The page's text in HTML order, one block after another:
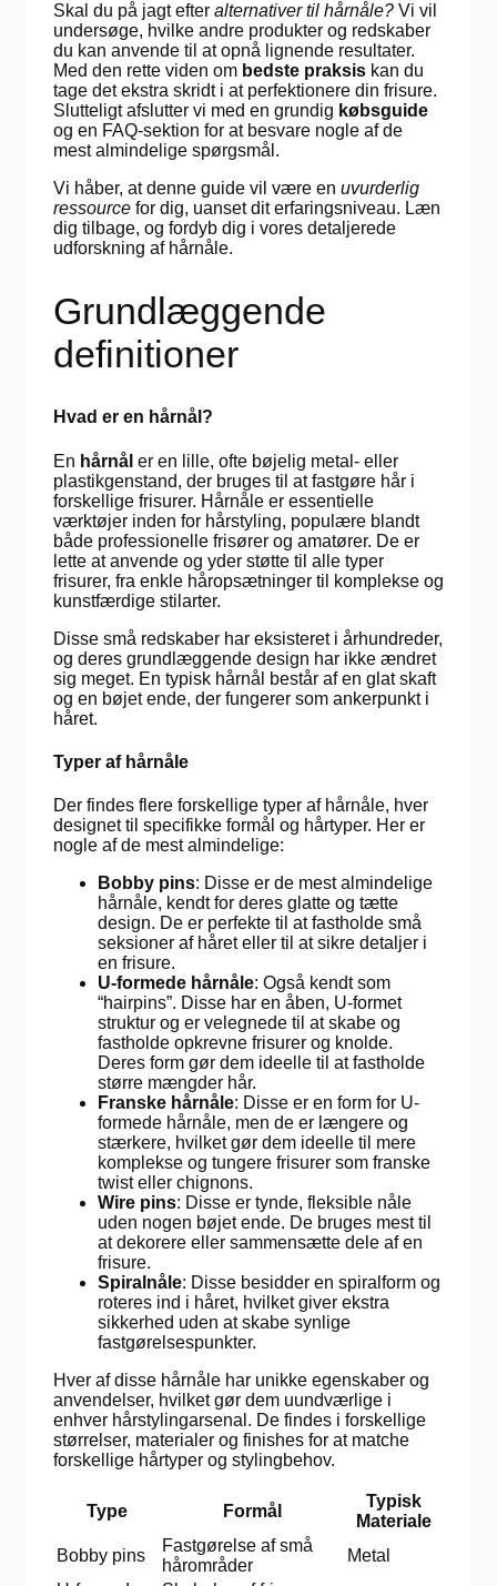
Skal du på jagt efter alternativer til hårnåle? Vi vil
undersøge, hvilke andre produkter og redskaber
du kan anvende til at opnå lignende resultater.
Med den rette viden om bedste praksis kan du
tage det ekstra skridt i at perfektionere din frisure.
Slutteligt afslutter vi med en grundig købsguide
og en FAQ-sektion for at besvare nogle af de
mest almindelige spørgsmål.
Vi håber, at denne guide vil være en uvurderlig
ressource for dig, uanset dit erfaringsniveau. Læn
dig tilbage, og fordyb dig i vores detaljerede
udforskning af hårnåle.
Grundlæggende
definitioner
Hvad er en hårnål?
En hårnål er en lille, ofte bøjelig metal- eller
plastikgenstand, der bruges til at fastgøre hår i
forskellige frisurer. Hårnåle er essentielle
værktøjer inden for hårstyling, populære blandt
både professionelle frisører og amatører. De er
lette at anvende og yder støtte til alle typer
frisurer, fra enkle håropsætninger til komplekse og
kunstfærdige stilarter.
Disse små redskaber har eksisteret i århundreder,
og deres grundlæggende design har ikke ændret
sig meget. En typisk hårnål består af en glat skaft
og en bøjet ende, der fungerer som ankerpunkt i
håret.
Typer af hårnåle
Der findes flere forskellige typer af hårnåle, hver
designet til specifikke formål og hårtyper. Her er
nogle af de mest almindelige:
Bobby pins: Disse er de mest almindelige
hårnåle, kendt for deres glatte og tætte
design. De er perfekte til at fastholde små
seksioner af håret eller til at sikre detaljer i
en frisure.
U-formede hårnåle: Også kendt som
“hairpins”. Disse har en åben, U-formet
struktur og er velegnede til at skabe og
fastholde opkrevne frisurer og knolde.
Deres form gør dem ideelle til at fastholde
større mængder hår.
Franske hårnåle: Disse er en form for U-
formede hårnåle, men de er længere og
stærkere, hvilket gør dem ideelle til mere
komplekse og tungere frisurer som franske
twist eller chignons.
Wire pins: Disse er tynde, fleksible nåle
uden nogen bøjet ende. De bruges mest til
at dekorere eller sammensætte dele af en
frisure.
Spiralnåle: Disse besidder en spiralform og
roteres ind i håret, hvilket giver ekstra
sikkerhed uden at skabe synlige
fastgørelsespunkter.
Hver af disse hårnåle har unikke egenskaber og
anvendelser, hvilket gør dem uundværlige i
enhver hårstylingarsenal. De findes i forskellige
størrelser, materialer og finishes for at matche
forskellige hårtyper og stylingbehov.
Type Formål
Typisk
Materiale
Bobby pins
Fastgørelse af små
hårområder
Metal